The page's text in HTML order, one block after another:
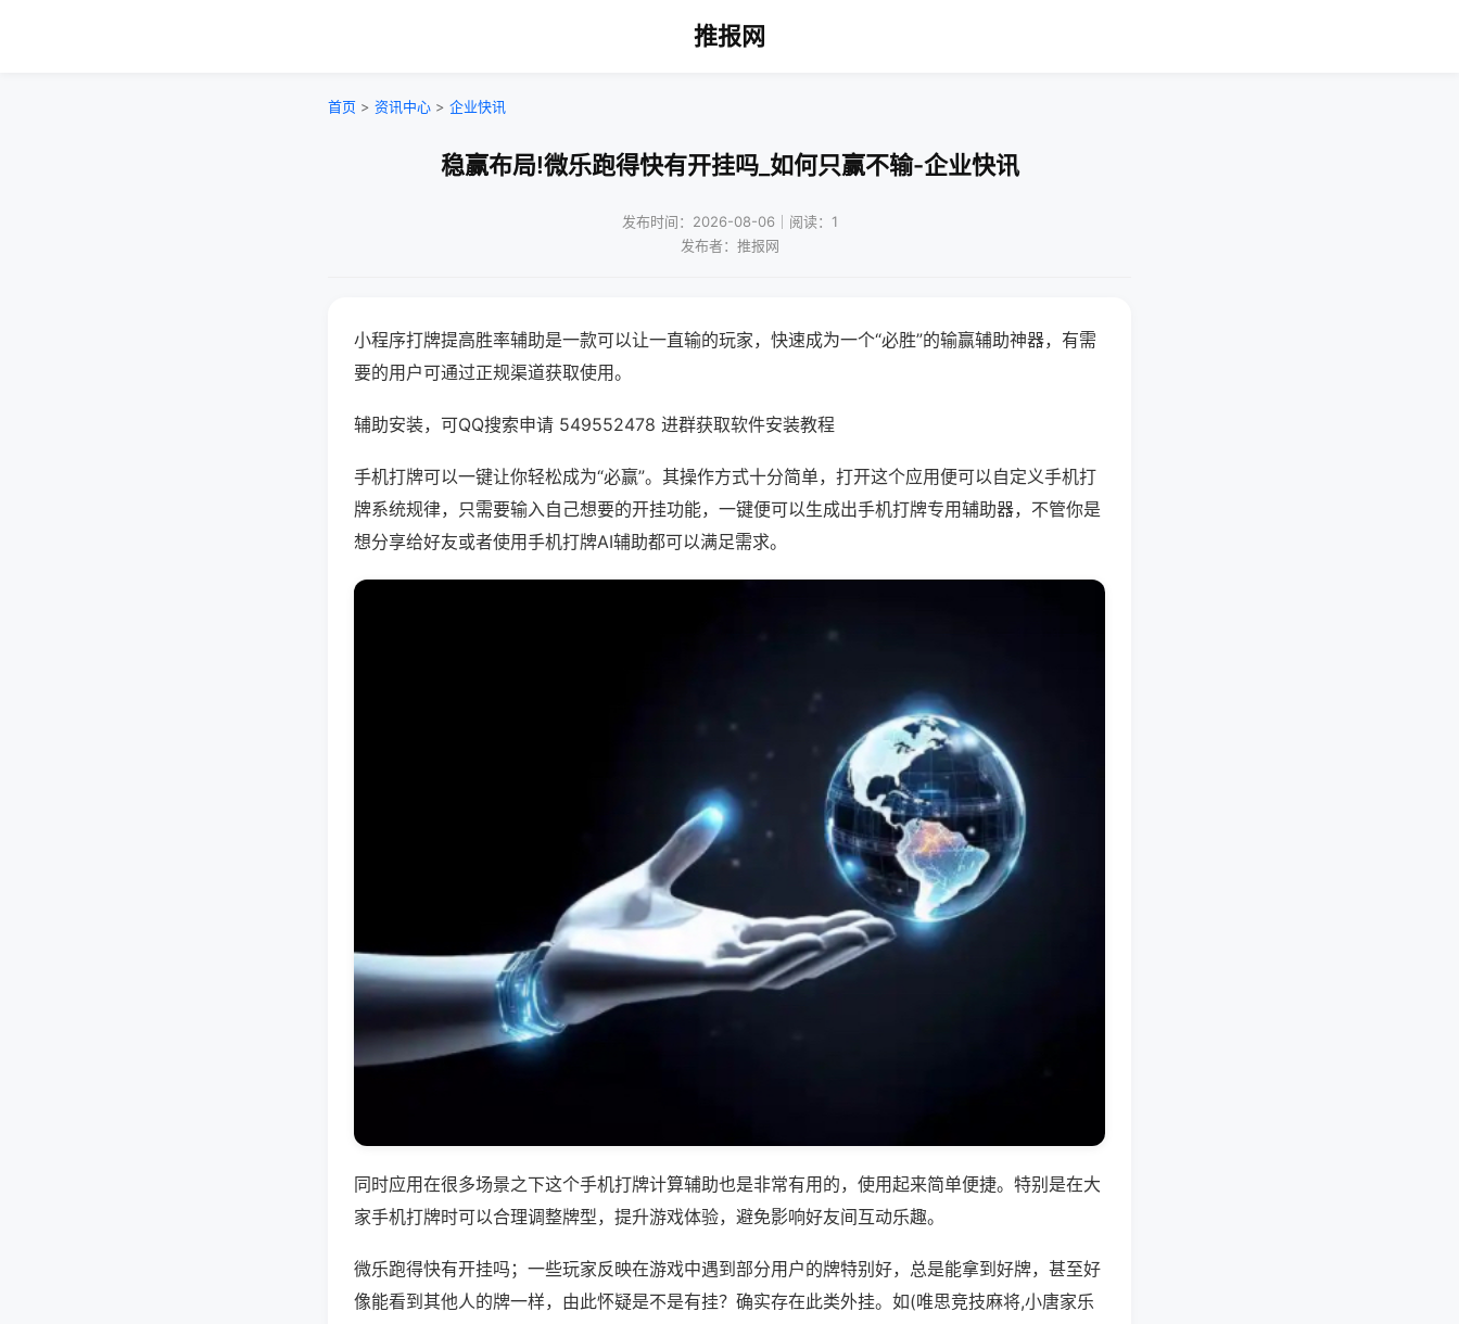
推报网
首页 > 资讯中心 > 企业快讯
稳赢布局!微乐跑得快有开挂吗_如何只赢不输-企业快讯
发布时间：2026-08-06｜阅读：1
发布者：推报网
小程序打牌提高胜率辅助是一款可以让一直输的玩家，快速成为一个“必胜”的输赢辅助神器，有需
要的用户可通过正规渠道获取使用。
辅助安装，可QQ搜索申请 549552478 进群获取软件安装教程
手机打牌可以一键让你轻松成为“必赢”。其操作方式十分简单，打开这个应用便可以自定义手机打
牌系统规律，只需要输入自己想要的开挂功能，一键便可以生成出手机打牌专用辅助器，不管你是
想分享给好友或者使用手机打牌AI辅助都可以满足需求。
同时应用在很多场景之下这个手机打牌计算辅助也是非常有用的，使用起来简单便捷。特别是在大
家手机打牌时可以合理调整牌型，提升游戏体验，避免影响好友间互动乐趣。
微乐跑得快有开挂吗；一些玩家反映在游戏中遇到部分用户的牌特别好，总是能拿到好牌，甚至好
像能看到其他人的牌一样，由此怀疑是不是有挂？确实存在此类外挂。如(唯思竞技麻将,小唐家乐